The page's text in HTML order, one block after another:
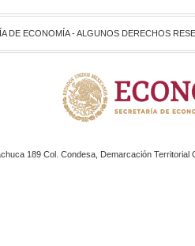
DE ECONOMÍA - ALGUNOS DERECHOS
189 Col. Condesa, Demarcación Territorial